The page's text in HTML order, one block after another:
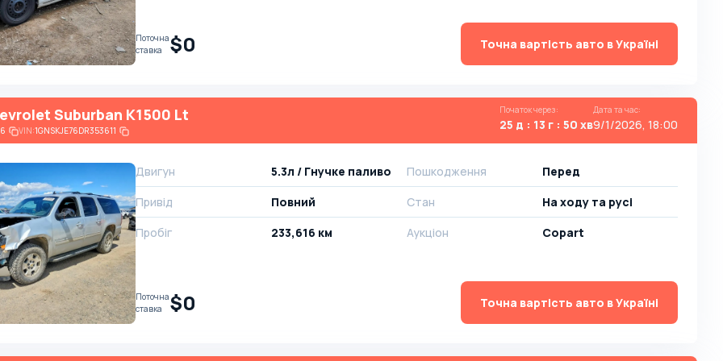
Поточна
ставка
$0 Точна вартість авто в Україні
Suburban K1500 Lt
VIN:1GNSKJE76DR353611
Початок через:
25 д : 13 г : 50 хв
Дата та час:
9/1/2026, 18:00
Двигун
5.3л / Гнучке паливо
Привід
Повний
Пробіг
233,616 км
Пошкодження
Перед
Стан
На ​​ходу та русі
Аукціон
Copart
Поточна
ставка
$0 Точна вартість авто в Україні